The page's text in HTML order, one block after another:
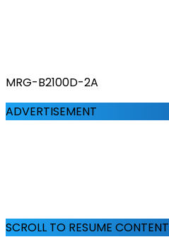
MRG-B2100D-2A
ADVERTISEMENT
SCROLL TO RESUME CONTENT